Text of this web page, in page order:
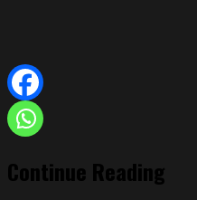
Continue Reading